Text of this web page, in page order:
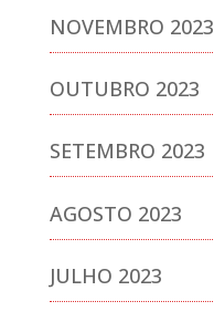
NOVEMBRO 2023
OUTUBRO 2023
SETEMBRO 2023
AGOSTO 2023
JULHO 2023